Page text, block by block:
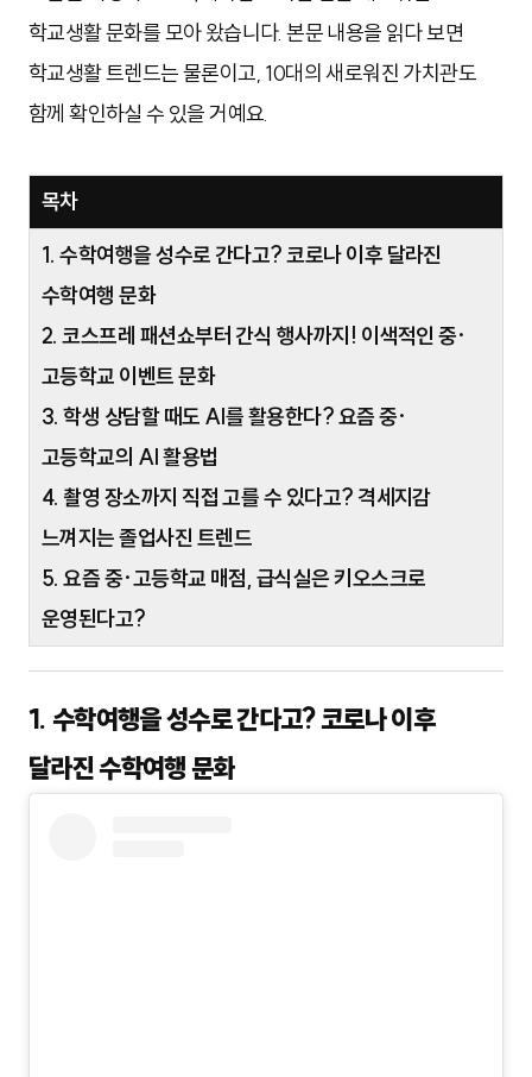
학교생활 문화를 모아 왔습니다. 본문 내용을 읽다 보면
학교생활 트렌드는 물론이고, 10대의 새로워진 가치관도
함께 확인하실 수 있을 거예요.
목차
1. 수학여행을 성수로 간다고? 코로나 이후 달라진
수학여행 문화
2. 코스프레 패션쇼부터 간식 행사까지! 이색적인 중·
고등학교 이벤트 문화
3. 학생 상담할 때도 AI를 활용한다? 요즘 중·
고등학교의 AI 활용법
4. 촬영 장소까지 직접 고를 수 있다고? 격세지감
느껴지는 졸업사진 트렌드
5. 요즘 중·고등학교 매점, 급식실은 키오스크로
운영된다고?
1. 수학여행을 성수로 간다고? 코로나 이후
달라진 수학여행 문화